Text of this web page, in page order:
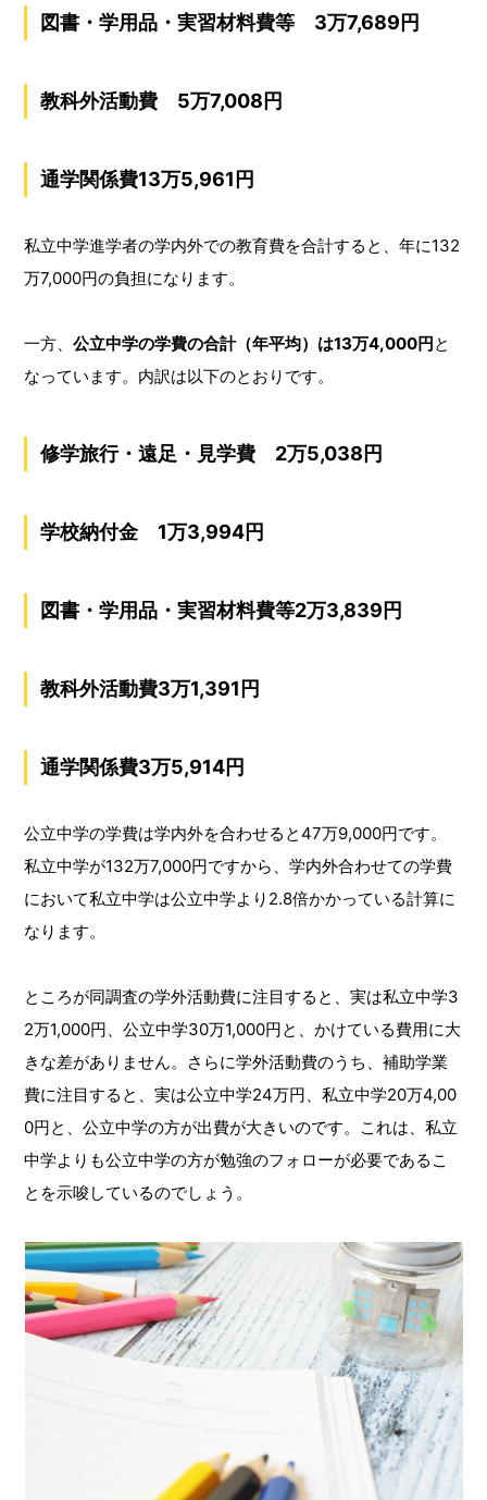
図書・学用品・実習材料費等 3万7,689円
教科外活動費 5万7,008円
通学関係費13万5,961円
私立中学進学者の学内外での教育費を合計すると、年に132
万7,000円の負担になります。
一方、公立中学の学費の合計（年平均）は13万4,000円 と
なっています。内訳は以下のとおりです。
修学旅行・遠足・見学費 2万5,038円
学校納付金 1万3,994円
図書・学用品・実習材料費等2万3,839円
教科外活動費3万1,391円
通学関係費3万5,914円
公立中学の学費は学内外を合わせると47万9,000円です。
私立中学が132万7,000円ですから、学内外合わせての学費
において私立中学は公立中学より2.8倍かかっている計算に
なります。
ところが同調査の学外活動費に注目すると、実は私立中学3
2万1,000円、公立中学30万1,000円と、かけている費用に大
きな差がありません。さらに学外活動費のうち、補助学業
費に注目すると、実は公立中学24万円、私立中学20万4,00
0円と、公立中学の方が出費が大きいのです。これは、私立
中学よりも公立中学の方が勉強のフォローが必要であるこ
とを示唆しているのでしょう。